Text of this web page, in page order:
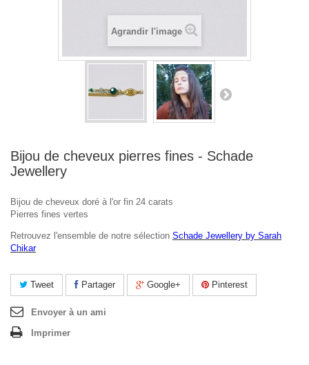
Agrandir l'image
Bijou de cheveux pierres fines - Schade
Jewellery
Bijou de cheveux doré à l'or fin 24 carats
Pierres fines vertes
Retrouvez l'ensemble de notre sélection Schade Jewellery by Sarah
Chikar
Tweet Partager Google+ Pinterest
Envoyer à un ami
Imprimer